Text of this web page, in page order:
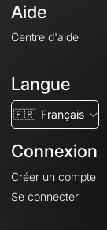
Aide
Centre d'aide
Langue
🇫🇷 Français
Connexion
Créer un compte
Se connecter